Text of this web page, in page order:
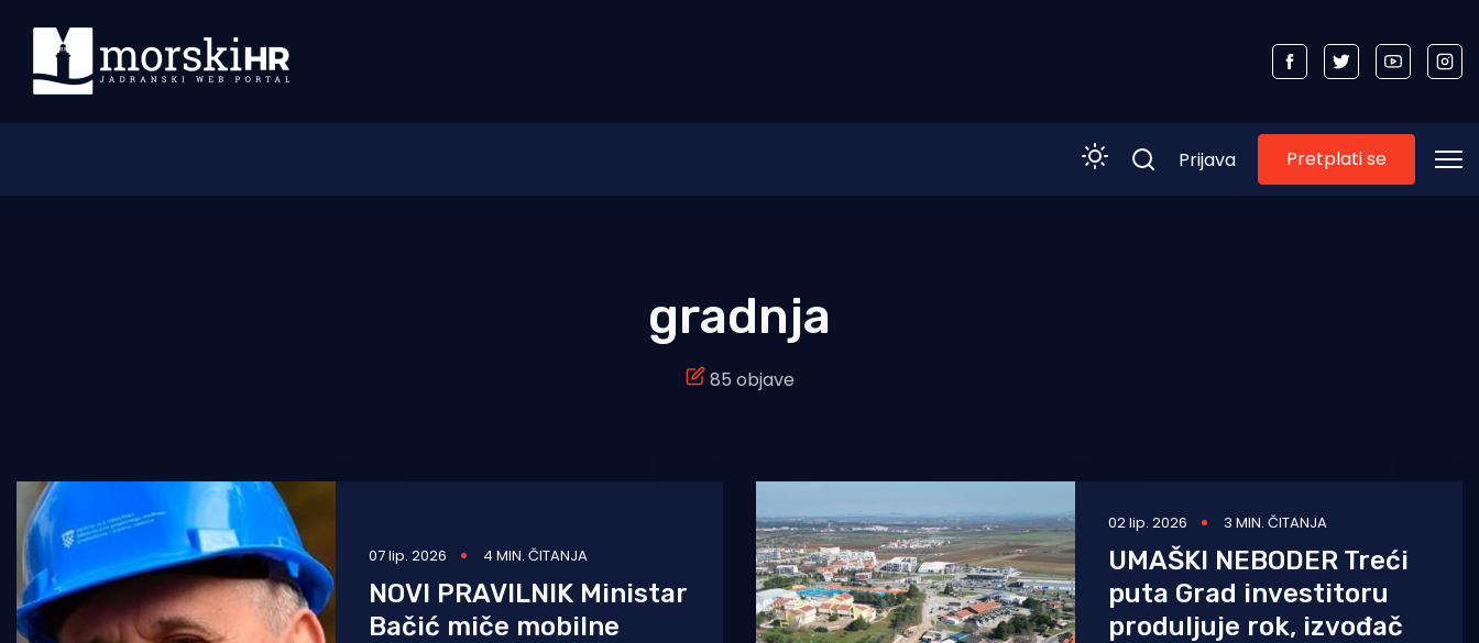
Turizam i nautika
Pomorstvo
Ribolov
Ekologija
Prijava Pretplati se
gradnja
85 objave
07 lip. 2026 4 MIN. ČITANJA
NOVI PRAVILNIK Ministar
Bačić miče mobilne
02 lip. 2026 3 MIN. ČITANJA
UMAŠKI NEBODER Treći
puta Grad investitoru
produljuje rok, izvođač